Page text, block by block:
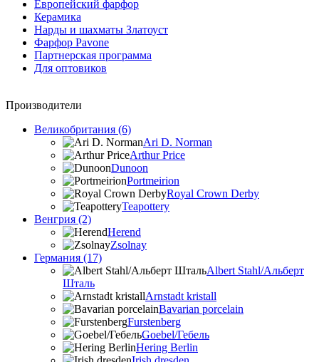
Европейский фарфор
Керамика
Нарды и шахматы Златоуст
Фарфор Pavone
Партнерская программа
Для оптовиков
Производители
Великобритания (6)
Ari D. Norman
Arthur Price
Dunoon
Portmeirion
Royal Crown Derby
Teapottery
Венгрия (2)
Herend
Zsolnay
Германия (17)
Albert Stahl/Альбеpт
Шталь
Arnstadt kristall
Bavarian porcelain
Furstenberg
Goebel/Гебель
Hering Berlin